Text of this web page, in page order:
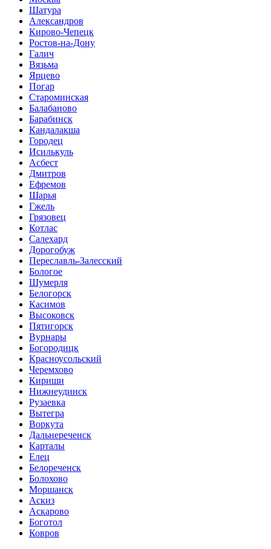
Шатура
Александров
Кирово-Чепецк
Ростов-на-Дону
Галич
Вязьма
Ярцево
Погар
Староминская
Балабаново
Барабинск
Кандалакша
Городец
Исилькуль
Асбест
Дмитров
Ефремов
Шарья
Гжель
Грязовец
Котлас
Салехард
Дорогобуж
Переславль-Залесский
Бологое
Шумерля
Белогорск
Касимов
Высоковск
Пятигорск
Вурнары
Богородицк
Красноусольский
Черемхово
Кириши
Нижнеудинск
Рузаевка
Вытегра
Воркута
Дальнереченск
Карталы
Елец
Белореченск
Болохово
Моршанск
Аскиз
Аскарово
Боготол
Ковров